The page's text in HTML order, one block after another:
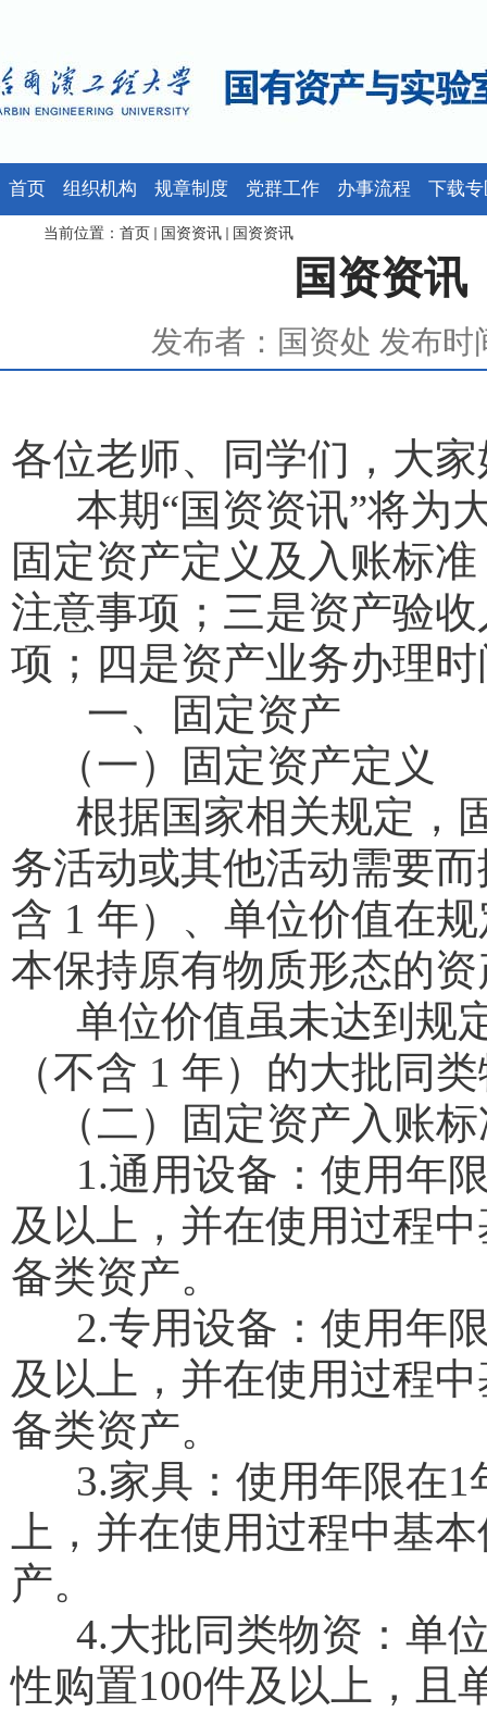
首页 组织机构 规章制度 党群工作 办事流程 下载
当前位置： 首页 国资资讯 国资资讯
国资资讯
发布者：国资处 发布时
各位老师、同学们，大
本期“国资资讯”将为
固定资产定义及入账标
注意事项；三是资产验
项；四是资产业务办理
一、固定资产
（一）固定资产定义
根据国家相关规定，
务活动或其他活动需要
含 1 年）、单位价值在
本保持原有物质形态的
单位价值虽未达到规
（不含 1 年）的大批同
（二）固定资产入账标
1.通用设备：使用年限
及以上，并在使用过程
备类资产。
2.专用设备：使用年限
及以上，并在使用过程
备类资产。
3.家具：使用年限在1
上，并在使用过程中基
产。
4.大批同类物资：单
性购置100件及以上，且